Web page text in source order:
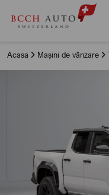
Acasa Mașini de vânzare